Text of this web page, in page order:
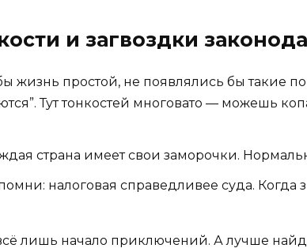
и загвоздки
жизнь простой, не появлялись бы такие
Тут тонкостей многовато — можешь
страна имеет свои заморочки.
налоговая справедливее суда. Когда
лишь начало приключений. А лучше